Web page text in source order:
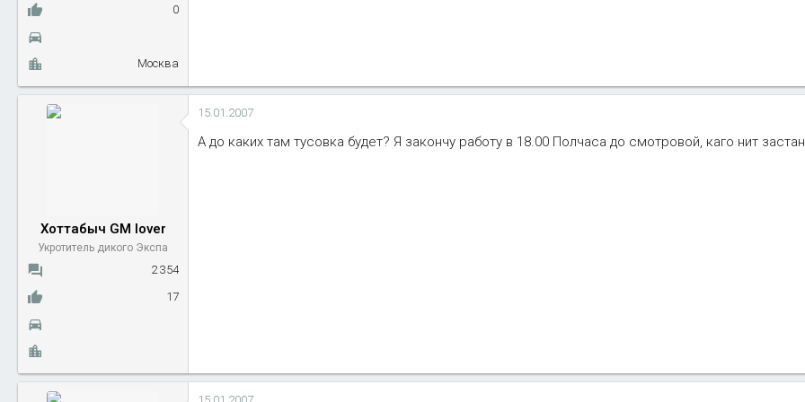
0
Москва
Хоттабыч GM lover
Укротитель дикого Экспа
2 354
17
15.01.2007
А до каких там тусовка будет? Я закончу работу в 18.00 Полчаса до смотровой, каго нит